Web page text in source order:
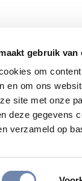
gebruik van
om
en om ons
site met onze
deze gegevens
verzameld op